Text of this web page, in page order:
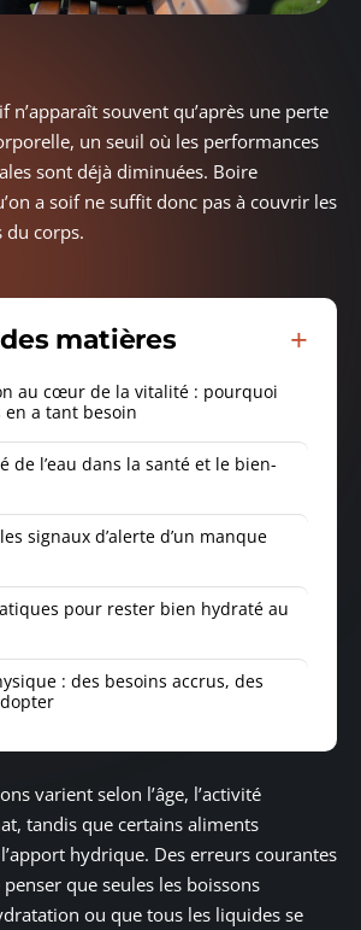
n’apparaît souvent qu’après une perte
un seuil où les performances
sont déjà diminuées. Boire
a soif ne suffit donc pas à couvrir les
du corps.
matières
au cœur de la vitalité : pourquoi
en a tant besoin
de l’eau dans la santé et le bien-
signaux d’alerte d’un manque
pour rester bien hydraté au
: des besoins accrus, des
varient selon l’âge, l’activité
tandis que certains aliments
hydrique. Des erreurs courantes
que seules les boissons
ou que tous les liquides se